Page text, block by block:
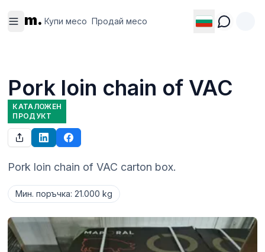
m. Купи месо Продай месо
месо
месо
Pork loin chain of VAC
КАТАЛОЖЕН
ПРОДУКТ
Pork loin chain of VAC carton box.
Мин. поръчка:21.000 kg